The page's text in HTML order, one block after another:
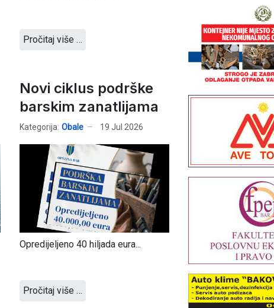
Pročitaj više …
Novi ciklus podrške
barskim zanatlijama
Kategorija: Obale 19 Jul 2026
Opredijeljeno 40 hiljada eura...
Pročitaj više …